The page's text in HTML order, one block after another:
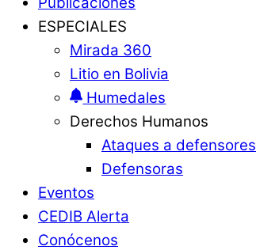
ESPECIALES
Mirada 360
Litio en Bolivia
Humedales
Derechos Humanos
Ataques a defensores
Defensoras
Eventos
CEDIB Alerta
Conócenos